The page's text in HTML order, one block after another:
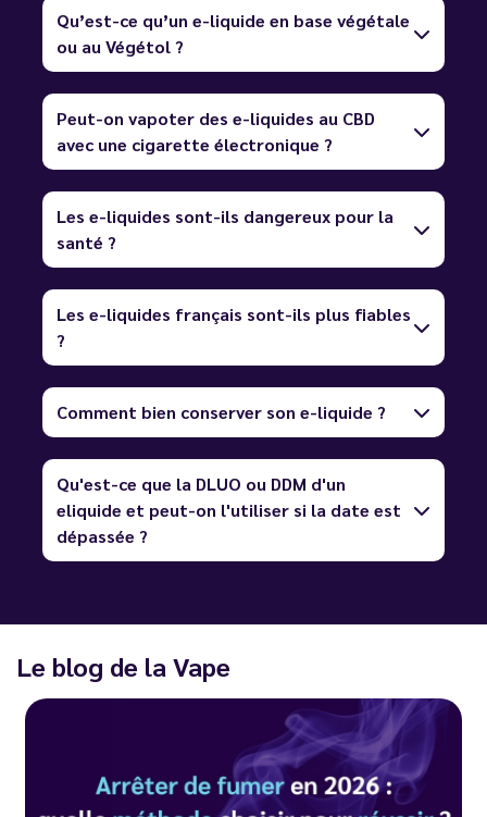
Qu’est-ce qu’un e-liquide en base végétale
ou au Végétol ?
Peut-on vapoter des e-liquides au CBD
avec une cigarette électronique ?
Les e-liquides sont-ils dangereux pour la
santé ?
Les e-liquides français sont-ils plus fiables
?
Comment bien conserver son e-liquide ?
Qu'est-ce que la DLUO ou DDM d'un
eliquide et peut-on l'utiliser si la date est
dépassée ?
Le blog de la Vape